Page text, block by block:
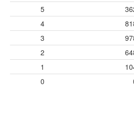
5
4
3
2
1
0